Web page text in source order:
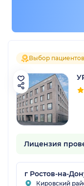
Выбор
Лицензия
г Ростов-на-
Кировский